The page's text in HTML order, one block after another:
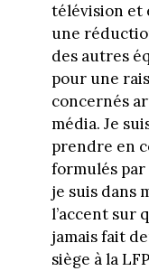
télévision et
une
des autres
pour une
concernés
média. Je
prendre en
formulés
je suis dans
l’accent sur
jamais fait
siège à la